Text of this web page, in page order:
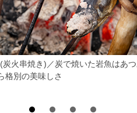
炭火串焼き)／炭で焼いた岩魚はあ
格別の美味しさ